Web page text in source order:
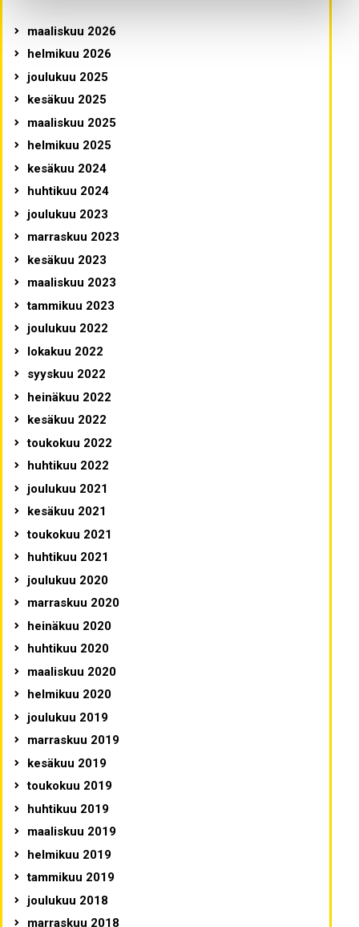
maaliskuu 2026
helmikuu 2026
joulukuu 2025
kesäkuu 2025
maaliskuu 2025
helmikuu 2025
kesäkuu 2024
huhtikuu 2024
joulukuu 2023
marraskuu 2023
kesäkuu 2023
maaliskuu 2023
tammikuu 2023
joulukuu 2022
lokakuu 2022
syyskuu 2022
heinäkuu 2022
kesäkuu 2022
toukokuu 2022
huhtikuu 2022
joulukuu 2021
kesäkuu 2021
toukokuu 2021
huhtikuu 2021
joulukuu 2020
marraskuu 2020
heinäkuu 2020
huhtikuu 2020
maaliskuu 2020
helmikuu 2020
joulukuu 2019
marraskuu 2019
kesäkuu 2019
toukokuu 2019
huhtikuu 2019
maaliskuu 2019
helmikuu 2019
tammikuu 2019
joulukuu 2018
marraskuu 2018